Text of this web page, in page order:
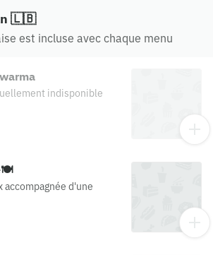
🇱🇧
est incluse avec chaque menu
indisponible
accompagnée d'une